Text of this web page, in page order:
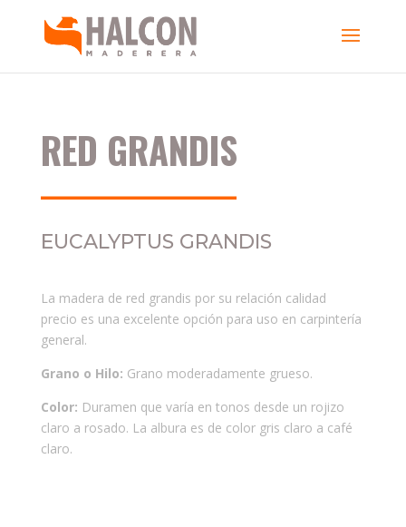
RED GRANDIS
RED GRANDIS
EUCALYPTUS GRANDIS
La madera de red grandis por su relación calidad
precio es una excelente opción para uso en carpintería
general.
Grano o Hilo: Grano moderadamente grueso.
Color: Duramen que varía en tonos desde un rojizo
claro a rosado. La albura es de color gris claro a café
claro.